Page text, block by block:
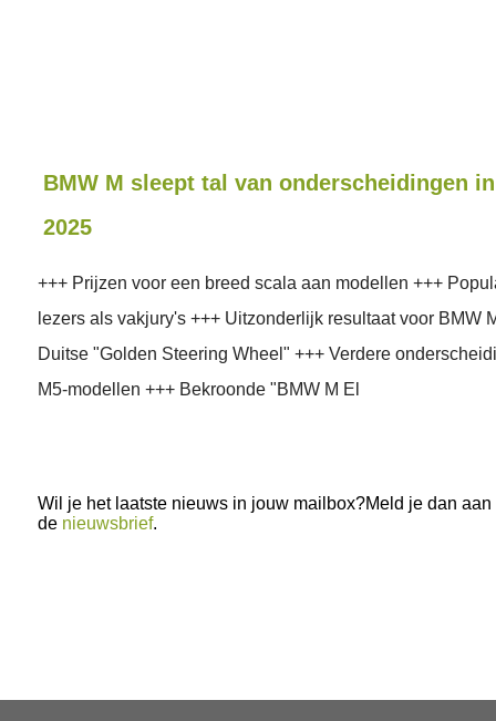
BMW M sleept tal van onderscheidingen
2025
+++ Prijzen voor een breed scala aan modellen +++
lezers als vakjury's +++ Uitzonderlijk resultaat voor BMW
Duitse "Golden Steering Wheel" +++ Verdere
M5-modellen +++ Bekroonde "BMW M El
Wil je het laatste nieuws in jouw mailbox?Meld je dan aan
de nieuwsbrief.